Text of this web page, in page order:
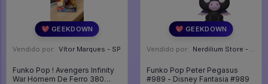
💖 GEEKDOWN
Vendido por: Vítor Marques - SP
Funko Pop ! Avengers Infinity
War Homem De Ferro 380
💖 GEEKDOWN
Vendido por: Nerdilium Store - SP
Funko Pop Peter Pegasus
#989 - Disney Fantasia #989